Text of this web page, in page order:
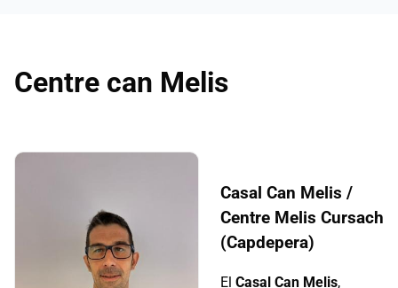
Centre can Melis
Casal Can Melis /
Centre Melis Cursach
(Capdepera)
El Casal Can Melis,